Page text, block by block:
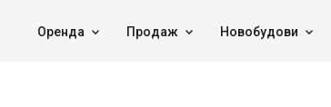
Оренда  Продаж  Новобудови 